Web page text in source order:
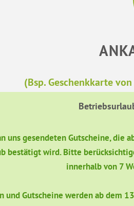
(Bsp. Geschenkkarte
uns gesendeten Gutscheine,
bestätigt wird. Bitte
innerhalb von 7
und Gutscheine werden ab dem